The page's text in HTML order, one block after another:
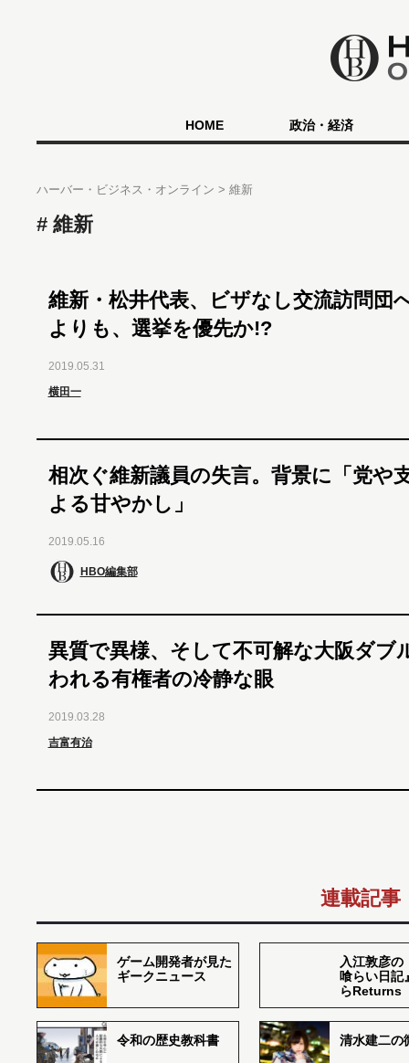
HOME 政治・経済
ハーバー・ビジネス・オンライン 維新
維新
維新・松井代表、ビザなし交流訪問団
よりも、選挙を優先か!?
2019.05.31
横田一
相次ぐ維新議員の失言。背景に「党や
よる甘やかし」
2019.05.16
HBO編集部
異質で異様、そして不可解な大阪ダブ
われる有権者の冷静な眼
2019.03.28
吉富有治
連載記事
ゲーム開発者が見た
ギークニュース
入江敦彦の
喰らい日記
らReturns
令和の歴史教科書 清水建二の